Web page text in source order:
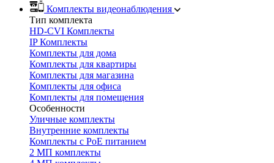
Комплекты видеонаблюдения
Тип комплекта
HD-CVI Комплекты
IP Комплекты
Комплекты для дома
Комплекты для квартиры
Комплекты для магазина
Комплекты для офиса
Комплекты для помещения
Особенности
Уличные комплекты
Внутренние комплекты
Комплекты с PoE питанием
2 МП комплекты